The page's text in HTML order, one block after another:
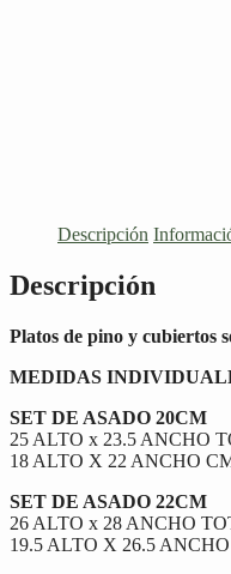
Descripción
Descripción
Platos de pino y cubiertos
MEDIDAS
SET DE ASADO 20CM
25 ALTO x 23.5 ANCHO
18 ALTO X 22 ANCHO
SET DE ASADO 22CM
26 ALTO x 28 ANCHO
19.5 ALTO X 26.5